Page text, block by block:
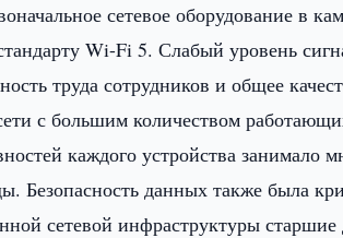
сетевое оборудование в
Wi-Fi 5. Слабый уровень
труда сотрудников и общее
с большим количеством
каждого устройства занимало
Безопасность данных также была
сетевой инфраструктуры